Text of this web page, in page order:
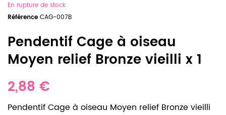
En rupture de stock
Référence CAG-007B
Pendentif Cage à oiseau
Moyen relief Bronze vieilli x 1
2,88 €
Pendentif Cage à oiseau Moyen relief Bronze vieilli